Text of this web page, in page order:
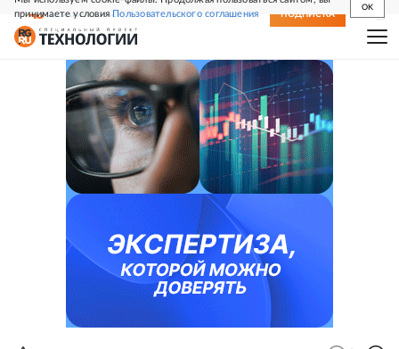
принимаете условияПользовательского соглашения
OK
СВЕЖИЙ НОМЕР ПОДПИСКА